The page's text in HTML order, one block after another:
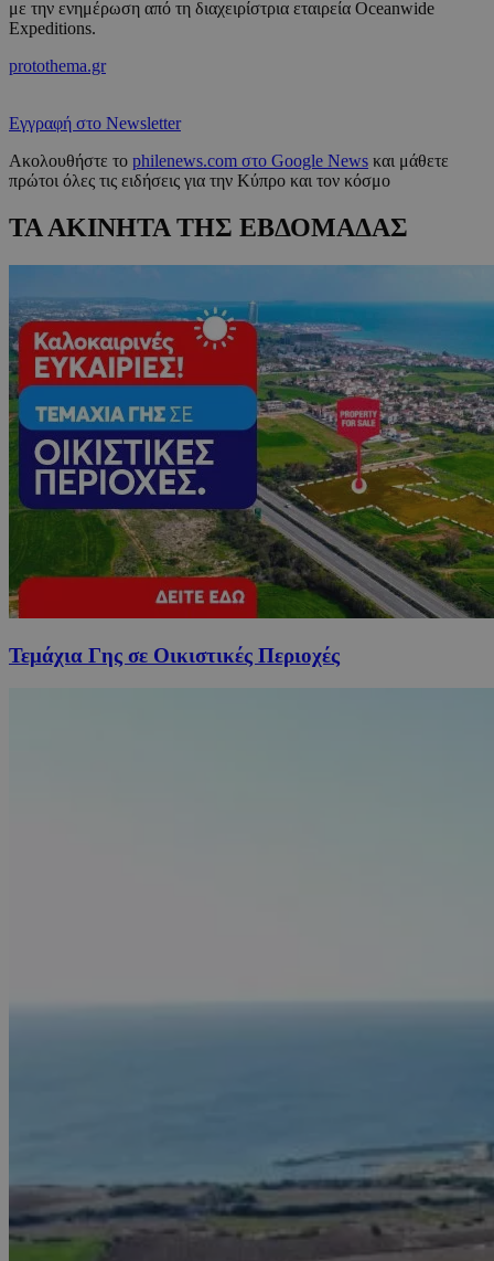
με την ενημέρωση από τη διαχειρίστρια εταιρεία Oceanwide
Expeditions.
protothema.gr
Εγγραφή στο Newsletter
Ακολουθήστε το philenews.com στο Google News και μάθετε
πρώτοι όλες τις ειδήσεις για την Κύπρο και τον κόσμο
ΤΑ ΑΚΙΝΗΤΑ ΤΗΣ ΕΒΔΟΜΑΔΑΣ
Τεμάχια Γης σε Οικιστικές Περιοχές